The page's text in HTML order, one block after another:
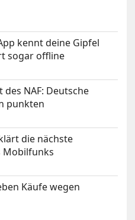
kennt deine Gipfel
sogar offline
des NAF: Deutsche
punkten
die nächste
Mobilfunks
Käufe wegen